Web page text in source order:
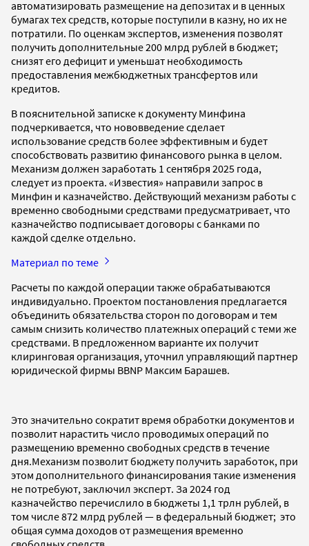
автоматизировать размещение на депозитах и в ценных
бумагах тех средств, которые поступили в казну, но их не
потратили. По оценкам экспертов, изменения позволят
получить дополнительные 200 млрд рублей в бюджет;
снизят его дефицит и уменьшат необходимость
предоставления межбюджетных трансфертов или
кредитов.
В пояснительной записке к документу Минфина
подчеркивается, что нововведение сделает
использование средств более эффективным и будет
способствовать развитию финансового рынка в целом.
Механизм должен заработать 1 сентября 2025 года,
следует из проекта. «Известия» направили запрос в
Минфин и казначейство. Действующий механизм работы с
временно свободными средствами предусматривает, что
казначейство подписывает договоры с банками по
каждой сделке отдельно.
Материал по теме
Расчеты по каждой операции также обрабатываются
индивидуально. Проектом постановления предлагается
объединить обязательства сторон по договорам и тем
самым снизить количество платежных операций с теми же
средствами. В предложенном варианте их получит
клиринговая организация, уточнил управляющий партнер
юридической фирмы BBNP Максим Барашев.
Это значительно сократит время обработки документов и
позволит нарастить число проводимых операций по
размещению временно свободных средств в течение
дня.Механизм позволит бюджету получить заработок, при
этом дополнительного финансирования такие изменения
не потребуют, заключил эксперт. За 2024 год
казначейство перечислило в бюджеты 1,1 трлн рублей, в
том числе 872 млрд рублей — в федеральный бюджет; это
общая сумма доходов от размещения временно